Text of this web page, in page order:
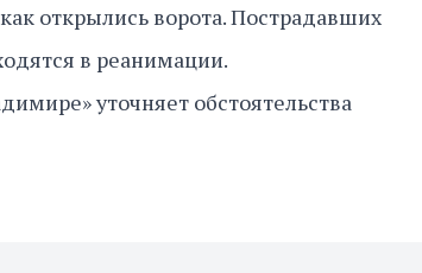
открылись ворота. Пострадавших
в реанимации.
уточняет обстоятельства